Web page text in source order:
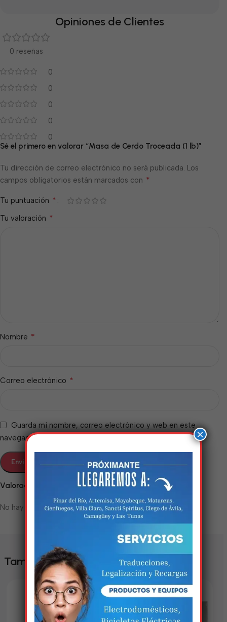
Opiniones de Clientes
0 reseñas
0
0
0
0
0
Valoraciones
No hay valoraciones aún.
Sé el primero en valorar “Masa de Cerdo Troceada (1 lb)”
Tu dirección de correo electrónico no será publicada. Los
campos obligatorios están marcados con *
Tu puntuación *
Tu valoración *
Nombre *
Correo electrónico *
Guarda mi nombre, correo electrónico y web en este
navegador para la próxima vez que comente.
También te puede interesar
×
Estamos trabalhando
nisso!
Em breve, esta página estará
disponível com novidades
incríveis. Agradecemos pela
paciência e compreensão.